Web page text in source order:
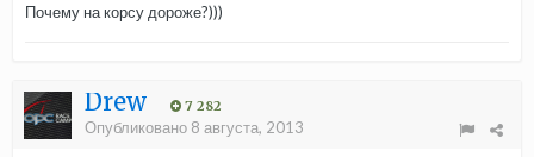
Почему на корсу дороже?)))
Drew 7 282
Опубликовано 8 августа, 2013